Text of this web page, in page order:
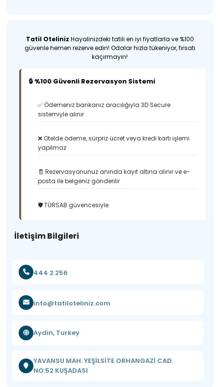
Tatil Oteliniz Hayalinizdeki tatili en iyi fiyatlarla ve %100
güvenle hemen rezerve edin! Odalar hızla tükeniyor, fırsatı
kaçırmayın!
🔒 %100 Güvenli Rezervasyon Sistemi
✅ Ödemeniz bankanız aracılığıyla 3D Secure
sistemiyle alınır
❌ Otelde ödeme, sürpriz ücret veya kredi kartı işlemi
yapılmaz
🧾 Rezervasyonunuz anında kayıt altına alınır ve e-
posta ile belgeniz gönderilir
🛡️ TÜRSAB güvencesiyle
İletişim Bilgileri
444 2 256
info@tatiloteliniz.com
Aydin, Turkey
YAVANSU MAH. YEŞİLSİTE ORHANGAZİ CAD.
NO:52 KUŞADASI